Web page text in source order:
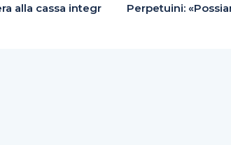
alla cassa integr
Perpetuini: